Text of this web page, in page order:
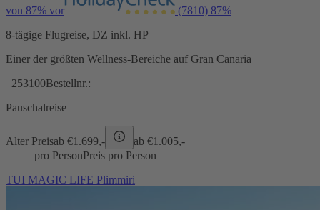
von 87% vor (7810) 87%
8-tägige Flugreise, DZ inkl. HP
Einer der größten Wellness-Bereiche auf Gran Canaria
253100Bestellnr.:
Pauschalreise
Alter Preisab €1.699,- ab €1.005,-
pro PersonPreis pro Person
TUI MAGIC LIFE Plimmiri